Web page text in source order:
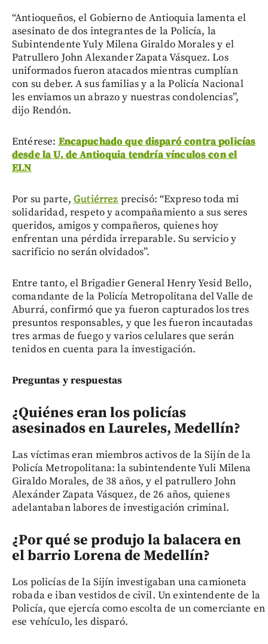
“Antioqueños, el Gobierno de Antioquia lamenta el
asesinato de dos integrantes de la Policía, la
Subintendente Yuly Milena Giraldo Morales y el
Patrullero John Alexander Zapata Vásquez. Los
uniformados fueron atacados mientras cumplían
con su deber. A sus familias y a la Policía Nacional
les enviamos un abrazo y nuestras condolencias”,
dijo Rendón.
Entérese: Encapuchado que disparó contra policías
desde la U. de Antioquia tendría vínculos con el
ELN
Por su parte,Gutiérrez precisó: “Expreso toda mi
solidaridad, respeto y acompañamiento a sus seres
queridos, amigos y compañeros, quienes hoy
enfrentan una pérdida irreparable. Su servicio y
sacrificio no serán olvidados”.
Entre tanto, el Brigadier General Henry Yesid Bello,
comandante de la Policía Metropolitana del Valle de
Aburrá, confirmó que ya fueron capturados los tres
presuntos responsables, y que les fueron incautadas
tres armas de fuego y varios celulares que serán
tenidos en cuenta para la investigación.
Preguntas y respuestas
¿Quiénes eran los policías
asesinados en Laureles, Medellín?
Las víctimas eran miembros activos de la Sijín de la
Policía Metropolitana: la subintendente Yuli Milena
Giraldo Morales, de 38 años, y el patrullero John
Alexánder Zapata Vásquez, de 26 años, quienes
adelantaban labores de investigación criminal.
¿Por qué se produjo la balacera en
el barrio Lorena de Medellín?
Los policías de la Sijín investigaban una camioneta
robada e iban vestidos de civil. Un exintendente de la
Policía, que ejercía como escolta de un comerciante en
ese vehículo, les disparó.